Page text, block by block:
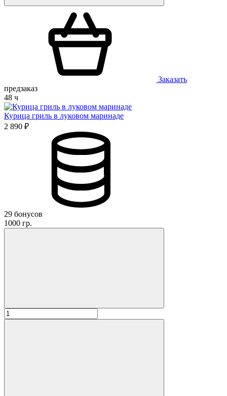
Заказать
предзаказ
48 ч
Курица гриль в луковом маринаде
2 890 ₽
29 бонусов
1000 гр.